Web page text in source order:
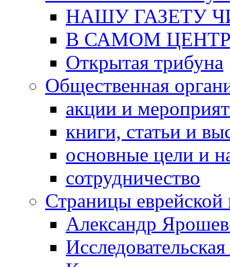
НАШУ ГАЗЕТУ
В САМОМ
Открытая трибуна
Общественная
акции и
книги, статьи и
основные цели и
сотрудничество
Страницы
Александр